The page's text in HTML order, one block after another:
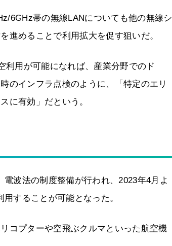
6GHz帯の無線LANについても他の無線シ
進めることで利用拡大を促す狙いだ。
利用が可能になれば、産業分野でのド
のインフラ点検のように、「特定のエリ
に有効」だという。
波法の制度整備が行われ、2023年4月よ
することが可能となった。
コプターや空飛ぶクルマといった航空機